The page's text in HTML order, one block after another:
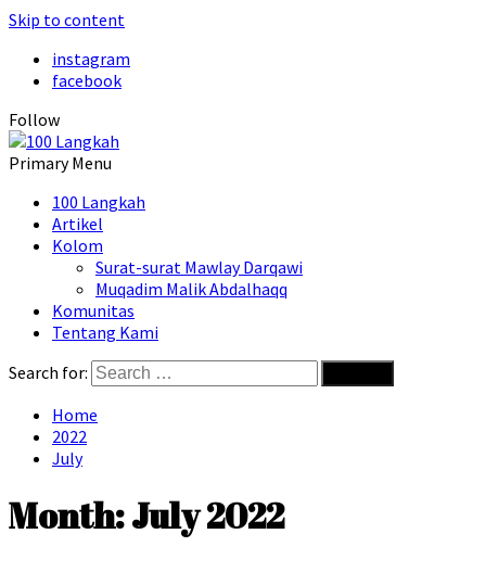
Skip to content
instagram
facebook
Follow
Primary Menu
100 Langkah
Artikel
Kolom
Surat-surat Mawlay Darqawi
Muqadim Malik Abdalhaqq
Komunitas
Tentang Kami
Search for:
Home
2022
July
Month:July 2022